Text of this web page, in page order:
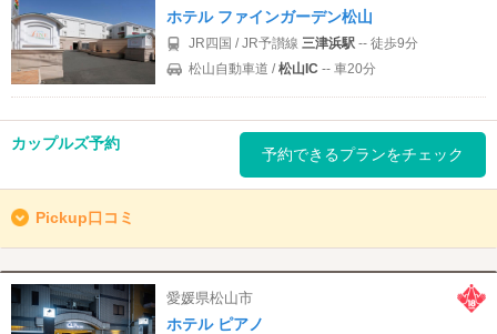
ホテル ファインガーデン松山
JR四国 / JR予讃線 三津浜駅 -- 徒歩9分
松山自動車道 /松山IC -- 車20分
カップルズ予約
予約できるプランをチェック
Pickup口コミ
愛媛県松山市
ホテル ピアノ